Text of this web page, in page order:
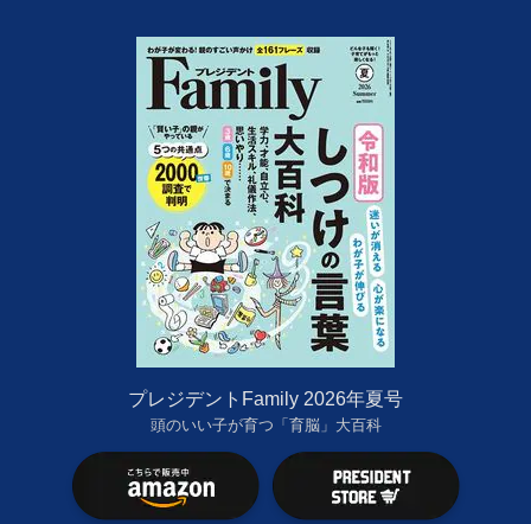
プレジデントFamily 2026年夏号
頭のいい子が育つ「育脳」大百科